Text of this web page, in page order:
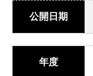
公開日期
年度